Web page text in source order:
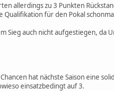
allerdings zu 3 Punkten
Qualifikation für den Pokal
Sieg auch nicht aufgestiegen, da
hat nächste Saison eine
einsatzbedingt auf 3.